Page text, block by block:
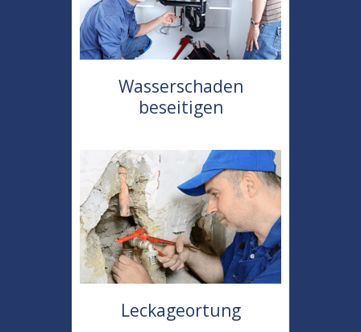
Wasserschaden
beseitigen
Leckageortung